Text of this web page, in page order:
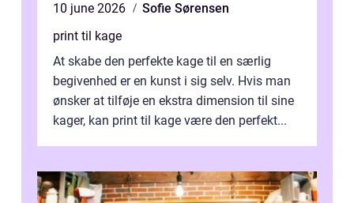
10 june 2026
Sofie Sørensen
print til kage
At skabe den perfekte kage til en særlig
begivenhed er en kunst i sig selv. Hvis man
ønsker at tilføje en ekstra dimension til sine
kager, kan print til kage være den perfekt...